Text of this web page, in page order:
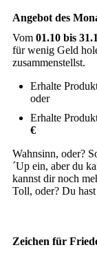
Angebot des
Vom 01.10 bis
für wenig Geld
zusammenstellst.
Erhalte
oder
Erhalte
€
Wahnsinn, oder?
´Up ein, aber du
kannst dir noch
Toll, oder? Du
Zeichen für